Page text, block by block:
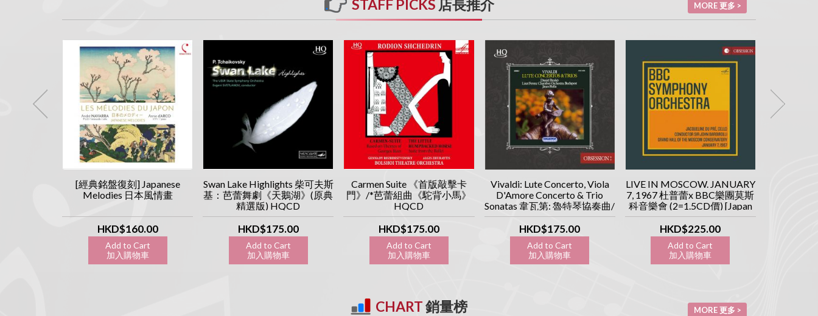
STAFF PICKS 店長推介
[經典銘盤復刻] Japanese
Melodies 日本風情畫
HKD$160.00
Add to Cart
加入購物車
Swan Lake Highlights 柴可夫斯
基：芭蕾舞劇《天鵝湖》(原典
精選版) HQCD
HKD$175.00
Add to Cart
加入購物車
Carmen Suite 《首版敲擊卡
門》/*芭蕾組曲《駝背小馬》
HQCD
HKD$175.00
Add to Cart
加入購物車
Vivaldi: Lute Concerto, Viola
D'Amore Concerto & Trio
Sonatas 韋瓦第: 魯特琴協奏曲/
魯特琴三重奏 [日本製造
HQCD] [Obsession 執念系列]
HKD$175.00
Add to Cart
加入購物車
LIVE IN MOSCOW. JANUARY
7, 1967 杜普蕾x BBC樂團莫斯
科音樂會 (2=1.5CD價) [Japan
CD] [Obsession 執念系列]
HKD$225.00
Add to Cart
加入購物車
MORE 更多 >
CHART銷量榜 MORE 更多 >